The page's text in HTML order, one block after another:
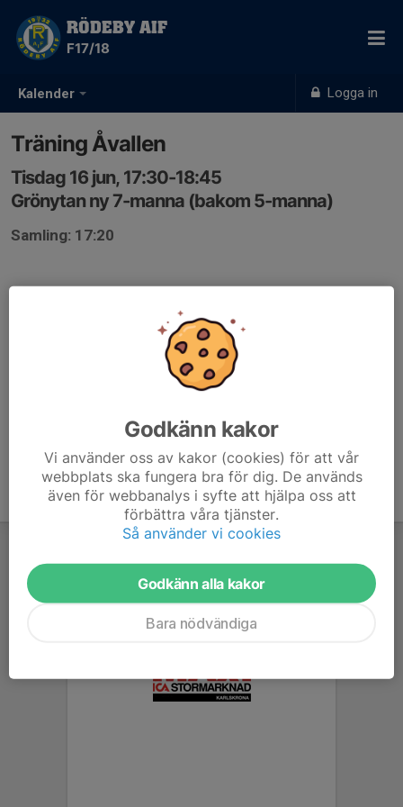
Kalender Logga in
RÖDEBY AIF
F17/18
Träning Åvallen
Tisdag 16 jun, 17:30-18:45
Grönytan ny 7-manna (bakom 5-manna)
Samling: 17:20
Godkänn kakor
Vi använder oss av kakor (cookies) för att vår
webbplats ska fungera bra för dig. De används
även för webbanalys i syfte att hjälpa oss att
förbättra våra tjänster.
Så använder vi cookies
Godkänn alla kakor
Bara nödvändiga